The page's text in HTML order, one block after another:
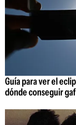
Guía para ver el
dónde conseguir